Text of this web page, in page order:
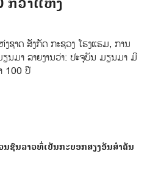
ຊາດ ສັງກັດ ກະຊວງ ໂຮງແຮມ, ການ
ນມາ ລາຍງານວ່າ: ປະຈຸບັນ ມຽນມາ ມີ
100 ປີ
ຊົນລາວທີ່ເປັນກະບອກສຽງອັນສຳຄັນ